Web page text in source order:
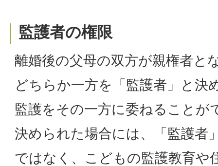
監護者の権限
離婚後の父母の双方が親権者と
どちらか一方を「監護者」と決
監護をその一方に委ねることが
決められた場合には、「監護者
ではなく、こどもの監護教育や